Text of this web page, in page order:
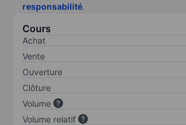
responsabilité.
Cours
Achat
Vente
Ouverture
Clôture
Volume
Volume relatif